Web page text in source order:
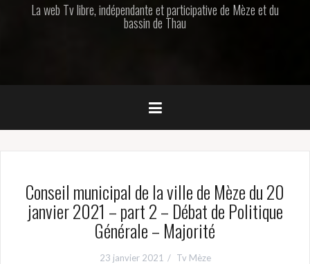
La web Tv libre, indépendante et participative de Mèze et du
bassin de Thau
Conseil municipal de la ville de Mèze du 20
janvier 2021 – part 2 – Débat de Politique
Générale – Majorité
23 janvier 2021 Tv Mèze